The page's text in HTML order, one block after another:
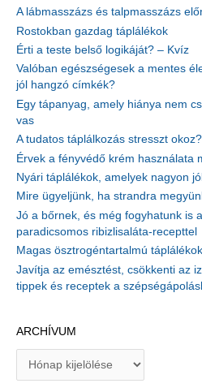
A lábmasszázs és talpmasszázs
Rostokban gazdag táplálékok
Érti a teste belső logikáját? – Kvíz
Valóban egészségesek a mentes
jól hangzó címkék?
Egy tápanyag, amely hiánya nem
vas
A tudatos táplálkozás stresszt okoz?
Érvek a fényvédő krém használata
Nyári táplálékok, amelyek nagyon
Mire ügyeljünk, ha strandra
Jó a bőrnek, és még fogyhatunk is
paradicsomos ribizlisaláta-recepttel
Magas ösztrogéntartalmú táplálékok
Javítja az emésztést, csökkenti az
tippek és receptek a
ARCHÍVUM